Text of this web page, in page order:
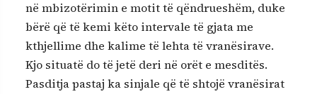
në mbizotërimin e motit të qëndrueshëm, duke
bërë që të kemi këto intervale të gjata me
kthjellime dhe kalime të lehta të vranësirave.
Kjo situatë do të jetë deri në orët e mesditës.
Pasditja pastaj ka sinjale që të shtojë vranësirat